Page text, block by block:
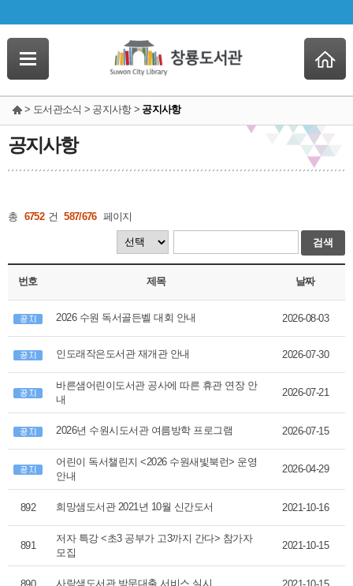
> 도서관소식 > 공지사항 > 공지사항
공지사항
총 6752 건 587/676 페이지
검색
번호 제목 날짜
2026 수원 독서골든벨 대회 안내 2026-08-03
인도래작은도서관 재개관 안내 2026-07-30
바른샘어린이도서관 공사에 따른 휴관 연장 안
내
2026-07-21
2026년 수원시도서관 여름방학 프로그램 2026-07-15
어린이 독서챌린지 <2026 수원새빛북런> 운영
안내
2026-04-29
892 희망샘도서관 2021년 10월 신간도서 2021-10-16
891
저자 특강 <초3 공부가 고3까지 간다> 참가자
모집
2021-10-15
사랑샘도서관 방문대출 서비스 실시